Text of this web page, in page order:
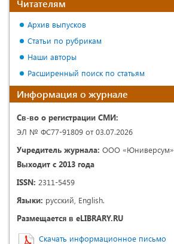
Читателям
Архив выпусков
Статьи по рубрикам
Наши авторы
Расширенный поиск по статьям
Информация о журнале
Св-во о регистрации СМИ:
ЭЛ № ФС77-91809 от 03.07.2026
Учредитель журнала: ООО «Юниверсум»
Выходит с 2013 года
ISSN: 2311-5459
Языки: русский, English.
Размещается в eLIBRARY.RU
Скачать информационное письмо